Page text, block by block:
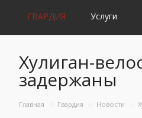
ГВАРДИЯ Услуги
Хулиган-
задержаны
Главная Гвардия Новости